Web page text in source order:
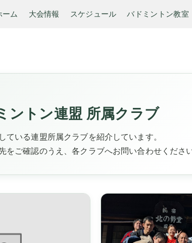
ーム 大会情報 スケジュール バドミントン教室
ントン連盟 所属クラブ
ている連盟所属クラブを紹介しています。
をご確認のうえ、各クラブへお問い合わせください